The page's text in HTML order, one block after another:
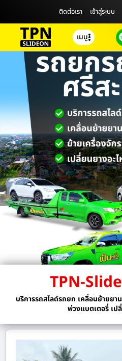
ติดต่อเรา เข้าสู่ระบบ
เมนู
TPN-
บริการรถสไลด์รถยก เคลื่อนย้ายย
พ่วงแบตเตอรี่ เป